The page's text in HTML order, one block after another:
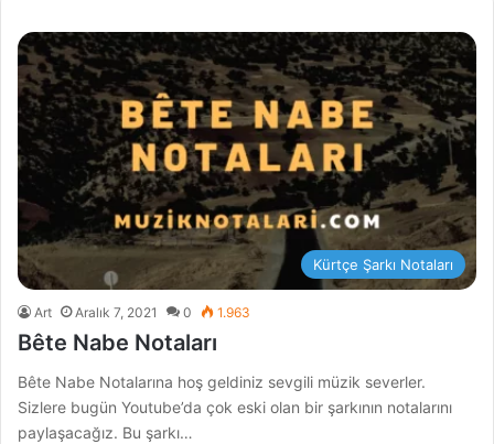
Kürtçe Şarkı Notaları
Art Aralık 7, 2021 0 1.963
Bête Nabe Notaları
Bête Nabe Notalarına hoş geldiniz sevgili müzik severler.
Sizlere bugün Youtube’da çok eski olan bir şarkının notalarını
paylaşacağız. Bu şarkı…